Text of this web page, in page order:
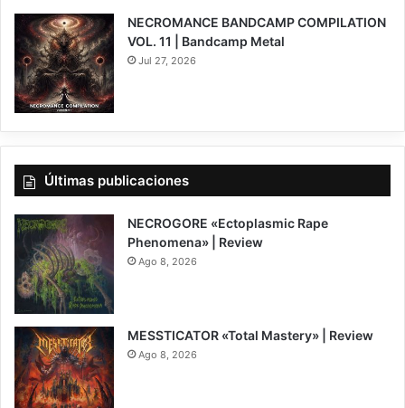
NECROMANCE BANDCAMP COMPILATION
VOL. 11 | Bandcamp Metal
Jul 27, 2026
Últimas publicaciones
NECROGORE «Ectoplasmic Rape
Phenomena» | Review
Ago 8, 2026
MESSTICATOR «Total Mastery» | Review
Ago 8, 2026